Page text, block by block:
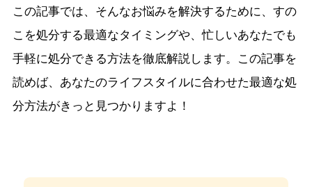
この記事では、そんなお悩みを解決するために、すの
こを処分する最適なタイミングや、忙しいあなたでも
手軽に処分できる方法を徹底解説します。この記事を
読めば、あなたのライフスタイルに合わせた最適な処
分方法がきっと見つかりますよ！